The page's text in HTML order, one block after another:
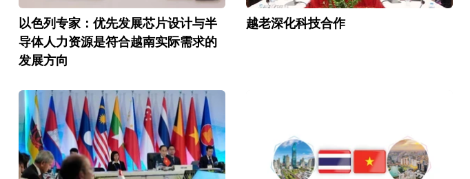
以色列专家：优先发展芯片设计与半
导体人力资源是符合越南实际需求的
发展方向
越老深化科技合作